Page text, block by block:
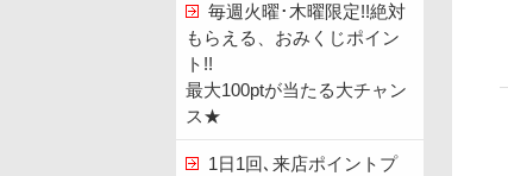
毎週火曜･木曜限定!!絶対
もらえる、おみくじポイン
ト!!
最大100ptが当たる大チャン
ス★
1日1回､来店ポイントプ